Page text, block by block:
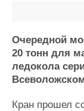
Компании
Репутация
Работа
Журнал
Очередной
20 тонн для
ледокола
Кран прошел